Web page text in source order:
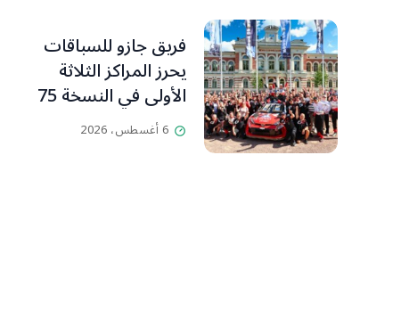
فريق جازو للسباقات
يحرز المراكز الثلاثة
الأولى في النسخة 75
من رالي فنلندا
6 أغسطس، 2026